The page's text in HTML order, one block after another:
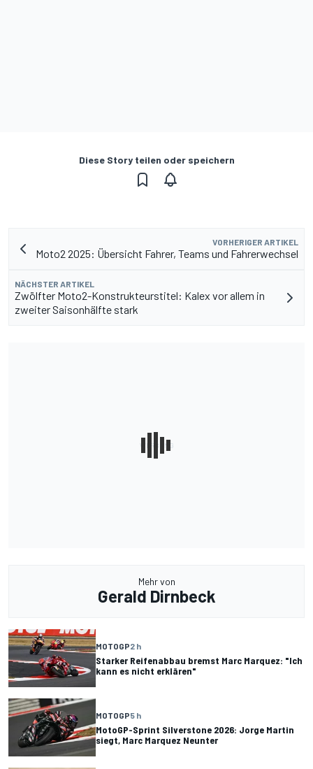
Diese Story teilen oder speichern
VORHERIGER ARTIKEL
Moto2 2025: Übersicht Fahrer, Teams und Fahrerwechsel
NÄCHSTER ARTIKEL
Zwölfter Moto2-Konstrukteurstitel: Kalex vor allem in
zweiter Saisonhälfte stark
Mehr von
Gerald Dirnbeck
MOTOGP2 h
Starker Reifenabbau bremst Marc Marquez: "Ich
kann es nicht erklären"
MOTOGP5 h
MotoGP-Sprint Silverstone 2026: Jorge Martin
siegt, Marc Marquez Neunter